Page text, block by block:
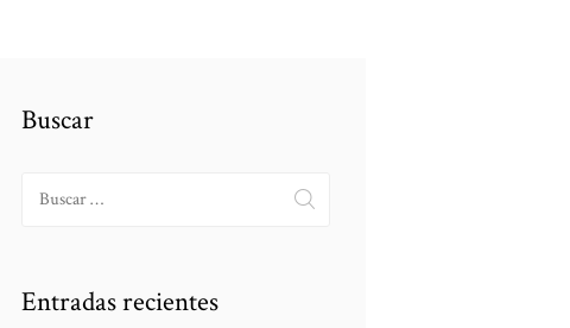
Buscar
Buscar:
Entradas recientes